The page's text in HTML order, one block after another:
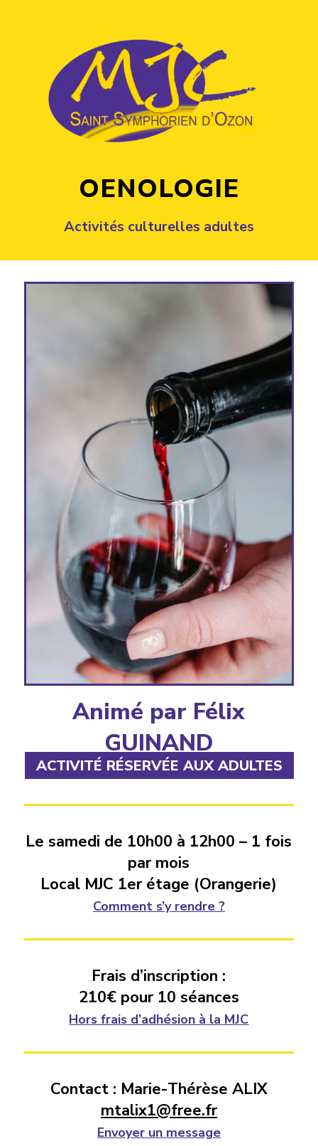
OENOLOGIE
Activités culturelles adultes
Animé par Félix
GUINAND
ACTIVITÉ RÉSERVÉE AUX ADULTES
Le samedi de 10h00 à 12h00 – 1 fois
par mois
Local MJC 1er étage (Orangerie)
Comment s’y rendre ?
Frais d’inscription :
210€ pour 10 séances
Hors frais d’adhésion à la MJC
Contact : Marie-Thérèse ALIX
mtalix1@free.fr
Envoyer un message